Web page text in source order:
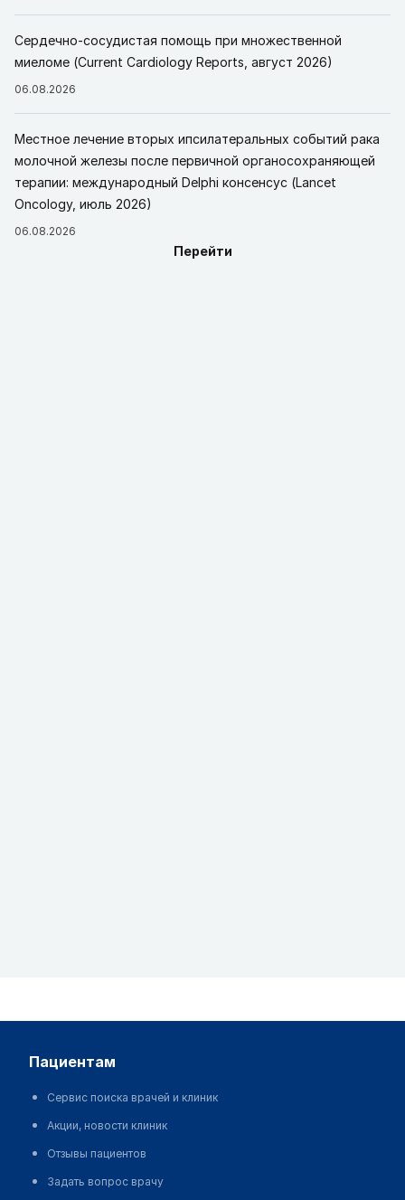
Сердечно-сосудистая помощь при множественной
миеломе (Current Cardiology Reports, август 2026)
06.08.2026
Местное лечение вторых ипсилатеральных событий рака
молочной железы после первичной органосохраняющей
терапии: международный Delphi консенсус (Lancet
Oncology, июль 2026)
06.08.2026
Перейти
пациентам
Сервис поиска врачей и клиник
Акции, новости клиник
Отзывы пациентов
Задать вопрос врачу